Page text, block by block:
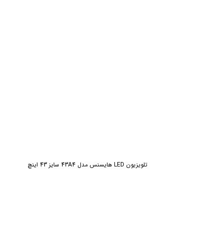
تلویزیون LED هایسنس مدل 43A4 سایز 43 اینچ